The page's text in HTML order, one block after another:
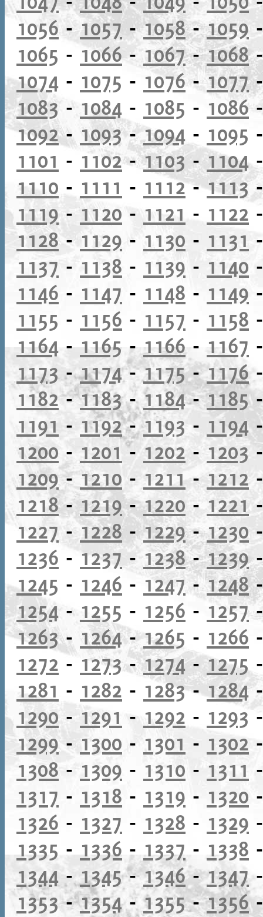
1056 -1057 -1058-1059
1065 - 1066-1067-1068
1074 - 1075 - 1076-1077
1083- 1084 - 1085 - 1086
1092- 1093-1094 - 1095
1101 - 1102-1103- 1104
1110 - 1111 - 1112-1113
1119 - 1120 - 1121 - 1122
1128- 1129 - 1130 - 1131
1137 - 1138 - 1139 - 1140
1146 - 1147 - 1148 - 1149
1155 - 1156 - 1157 - 1158
1164 - 1165 - 1166- 1167
1173-1174-1175-1176
1182-1183-1184-1185
1191 - 1192-1193 - 1194
1200 - 1201 - 1202-1203
1209-1210 - 1211-1212
1218-1219-1220 -1221
1227 -1228-1229-1230
1236 -1237 -1238-1239
1245 - 1246 - 1247-1248
1254- 1255 - 1256 - 1257
1263- 1264-1265 - 1266
1272 - 1273-1274-1275
1281 - 1282 - 1283-1284
1290 -1291 - 1292 - 1293
1299- 1300 - 1301 - 1302
1308 - 1309 - 1310 - 1311
1317 - 1318 - 1319 - 1320
1326 - 1327 - 1328 - 1329
1335 - 1336 - 1337 - 1338
1344 - 1345-1346-1347
1353-1354- 1355-1356